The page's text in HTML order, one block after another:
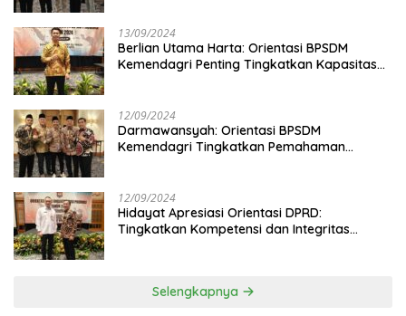
13/09/2024
Berlian Utama Harta: Orientasi BPSDM
Kemendagri Penting Tingkatkan Kapasitas
12/09/2024
Darmawansyah: Orientasi BPSDM
Kemendagri Tingkatkan Pemahaman
12/09/2024
Hidayat Apresiasi Orientasi DPRD:
Tingkatkan Kompetensi dan Integritas
Selengkapnya